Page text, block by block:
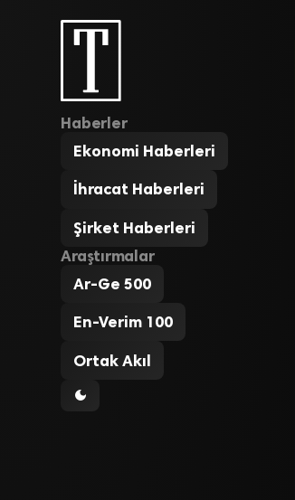
Haberler
Ekonomi Haberleri
İhracat Haberleri
Şirket Haberleri
Araştırmalar
Ar-Ge 500
En-Verim 100
Ortak Akıl